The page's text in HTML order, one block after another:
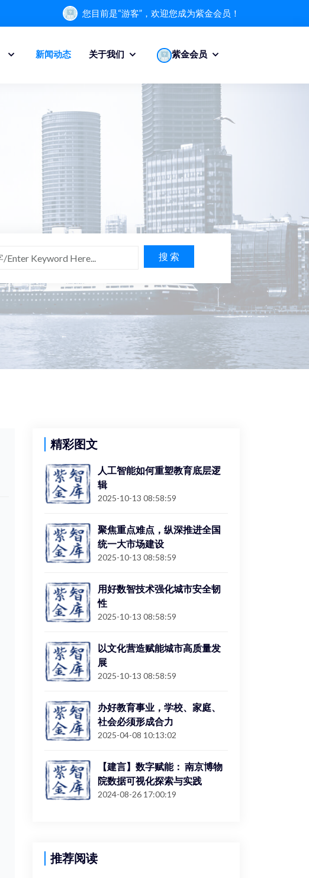
您目前是“游客”，欢迎您成为紫金会员！
新闻动态 关于我们 紫金会员
搜 索
精彩图文
人工智能如何重塑教育底层逻
辑
2025-10-13 08:58:59
聚焦重点难点，纵深推进全国
统一大市场建设
2025-10-13 08:58:59
用好数智技术强化城市安全韧
性
2025-10-13 08:58:59
以文化营造赋能城市高质量发
展
2025-10-13 08:58:59
办好教育事业，学校、家庭、
社会必须形成合力
2025-04-08 10:13:02
【建言】数字赋能： 南京博物
院数据可视化探索与实践
2024-08-26 17:00:19
推荐阅读